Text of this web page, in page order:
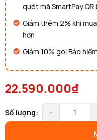
quét mã SmartPay
Giảm thêm 2% khi
hơn
Giảm 10% gói Bảo
22.590.000₫
Số lượng: -